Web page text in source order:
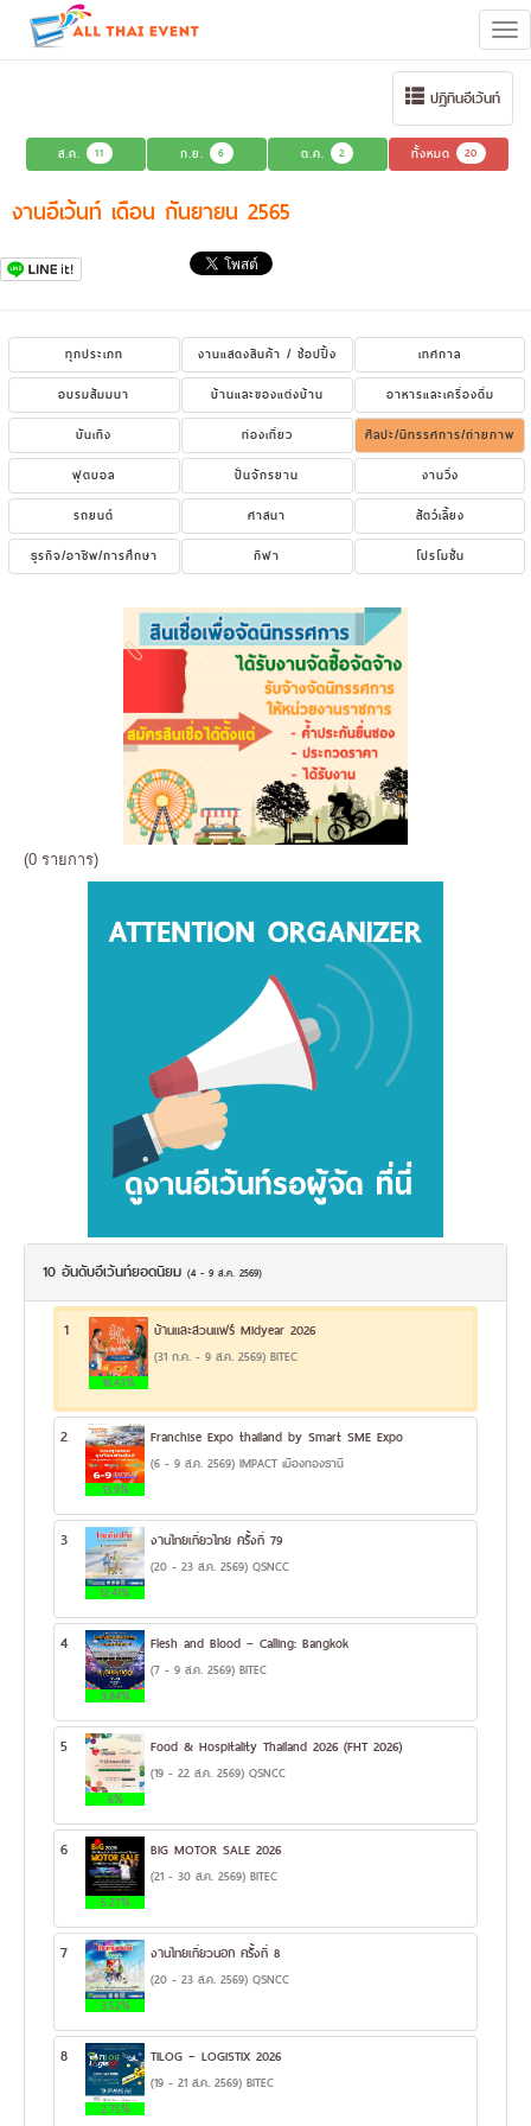
ปฏิทินอีเว้นท์
ส.ค. 11 ก.ย. 6 ต.ค. 2 ทั้งหมด 20
งานอีเว้นท์ เดือน กันยายน 2565
ทุกประเภท งานแสดงสินค้า / ช้อปปิ้ง
เทศกาล
อบรมสัมมนา
บ้านและของแต่งบ้าน
อาหารและเครื่องดื่ม
บันเทิง
ท่องเที่ยว
ศิลปะ/นิทรรศการ/ถ่ายภาพ
ฟุตบอล
ปั่นจักรยาน
งานวิ่ง
รถยนต์
ศาสนา
สัตว์เลี้ยง
ธุรกิจ/อาชีพ/การศึกษา
กีฬา โปรโมชั่น
(0 รายการ)
10 อันดับอีเว้นท์ยอดนิยม (4 - 9 ส.ค. 2569)
1
18.43%
บ้านและสวนแฟร์ Midyear 2026
(31 ก.ค. - 9 ส.ค. 2569) BITEC
2
13.9%
Franchise Expo thailand by Smart SME Expo
(6 - 9 ส.ค. 2569) IMPACT เมืองทองธานี
3
12.41%
งานไทยเที่ยวไทย ครั้งที่ 79
(20 - 23 ส.ค. 2569) QSNCC
4
9.84%
Flesh and Blood – Calling: Bangkok
(7 - 9 ส.ค. 2569) BITEC
5
6%
Food & Hospitality Thailand 2026 (FHT 2026)
(19 - 22 ส.ค. 2569) QSNCC
6
5.27%
BIG MOTOR SALE 2026
(21 - 30 ส.ค. 2569) BITEC
7
3.52%
งานไทยเที่ยวนอก ครั้งที่ 8
(20 - 23 ส.ค. 2569) QSNCC
8
2.75%
TILOG – LOGISTIX 2026
(19 - 21 ส.ค. 2569) BITEC